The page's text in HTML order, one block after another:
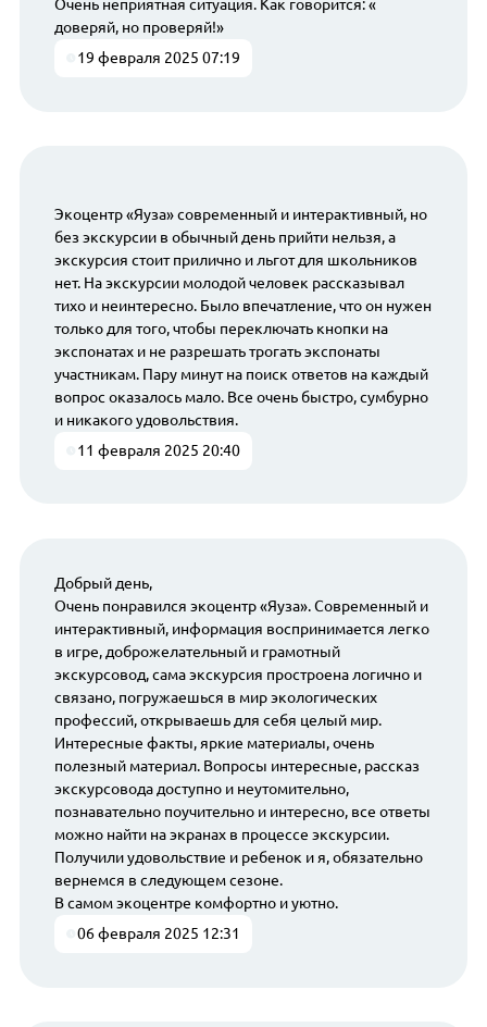
Очень неприятная ситуация. Как говорится: «
доверяй, но проверяй!»
19 февраля 2025 07:19
Экоцентр «Яуза» современный и интерактивный, но
без экскурсии в обычный день прийти нельзя, а
экскурсия стоит прилично и льгот для школьников
нет. На экскурсии молодой человек рассказывал
тихо и неинтересно. Было впечатление, что он нужен
только для того, чтобы переключать кнопки на
экспонатах и не разрешать трогать экспонаты
участникам. Пару минут на поиск ответов на каждый
вопрос оказалось мало. Все очень быстро, сумбурно
и никакого удовольствия.
11 февраля 2025 20:40
Добрый день,
Очень понравился экоцентр «Яуза». Современный и
интерактивный, информация воспринимается легко
в игре, доброжелательный и грамотный
экскурсовод, сама экскурсия простроена логично и
связано, погружаешься в мир экологических
профессий, открываешь для себя целый мир.
Интересные факты, яркие материалы, очень
полезный материал. Вопросы интересные, рассказ
экскурсовода доступно и неутомительно,
познавательно поучительно и интересно, все ответы
можно найти на экранах в процессе экскурсии.
Получили удовольствие и ребенок и я, обязательно
вернемся в следующем сезоне.
В самом экоцентре комфортно и уютно.
06 февраля 2025 12:31